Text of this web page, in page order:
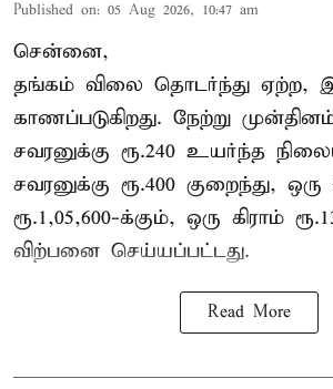
Published on: 05 Aug 2026, 10:47 am
சென்னை,
தங்கம் விலை தொடர்ந்து ஏற்ற,
காணப்படுகிறது. நேற்று
சவரனுக்கு ரூ.240 உயர்ந்த
சவரனுக்கு ரூ.400 குறைந்து,
ரூ.1,05,600-க்கும், ஒரு கிராம்
விற்பனை செய்யப்பட்டது.
Read More